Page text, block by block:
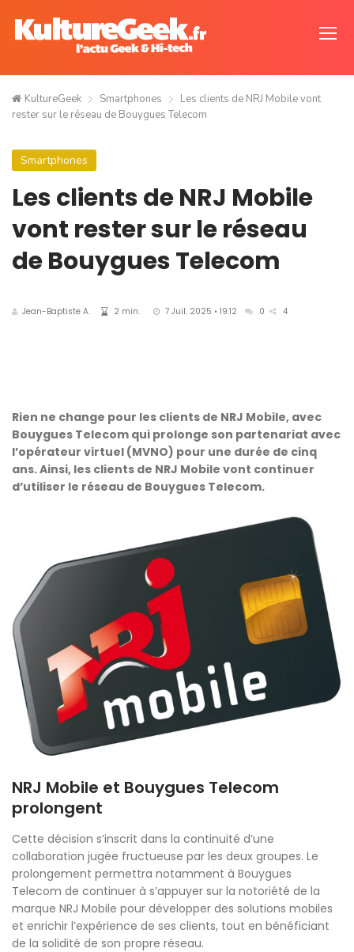
KultureGeek Smartphones
Les clients de NRJ Mobile vont
rester sur le réseau de Bouygues Telecom
Smartphones
Les clients de NRJ Mobile
vont rester sur le réseau
de Bouygues Telecom
Jean-Baptiste A. 2 min. 7 Juil. 2025 • 19:12 0 4
Rien ne change pour les clients de NRJ Mobile, avec
Bouygues Telecom qui prolonge son partenariat avec
l’opérateur virtuel (MVNO) pour une durée de cinq
ans. Ainsi, les clients de NRJ Mobile vont continuer
d’utiliser le réseau de Bouygues Telecom.
NRJ Mobile et Bouygues Telecom
prolongent
Cette décision s’inscrit dans la continuité d’une
collaboration jugée fructueuse par les deux groupes. Le
prolongement permettra notamment à Bouygues
Telecom de continuer à s’appuyer sur la notoriété de la
marque NRJ Mobile pour développer des solutions mobiles
et enrichir l’expérience de ses clients, tout en bénéficiant
de la solidité de son propre réseau.